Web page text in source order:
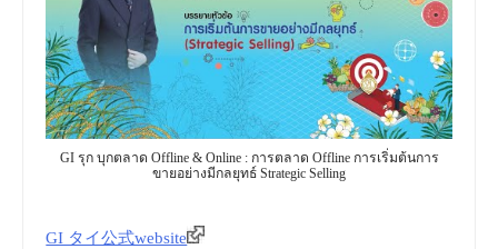
GI รุก บุกตลาด Offline & Online : การตลาด Offline การเริ่มต้นการ
ขายอย่างมีกลยุทธ์ Strategic Selling
GI タイ公式website